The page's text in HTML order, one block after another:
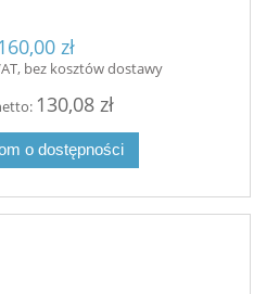
160,00 zł
bez kosztów dostawy
130,08 zł
o dostępności